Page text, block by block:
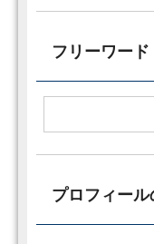
フリーワード
プロフィー